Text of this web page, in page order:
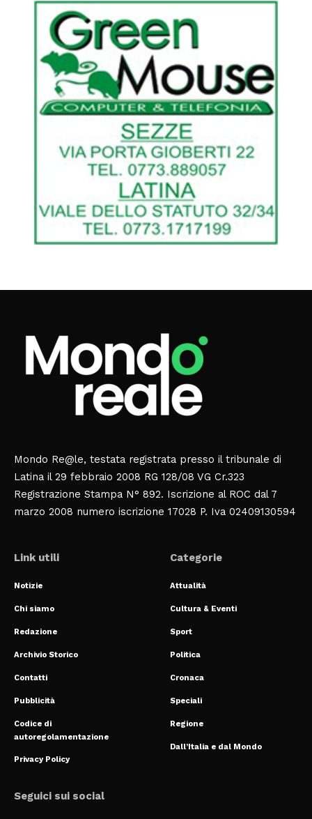
Mondo Re@le, testata registrata presso il tribunale di
Latina il 29 febbraio 2008 RG 128/08 VG Cr.323
Registrazione Stampa N° 892. Iscrizione al ROC dal 7
marzo 2008 numero iscrizione 17028 P. Iva 02409130594
Link utili
Notizie
Chi siamo
Redazione
Archivio Storico
Contatti
Pubblicità
Codice di
autoregolamentazione
Privacy Policy
Categorie
Attualità
Cultura & Eventi
Sport
Politica
Cronaca
Speciali
Regione
Dall’Italia e dal Mondo
Seguici sui social